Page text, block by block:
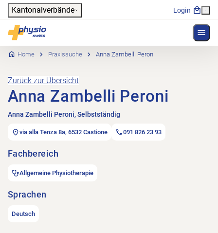
Header
Kantonalverbände Login
Physioswiss
Hauptnavigation
Home Praxissuche Anna Zambelli Peroni
Zurück zur Übersicht
Anna Zambelli Peroni
Anna Zambelli Peroni, Selbstständig
via alla Tenza 8a, 6532 Castione 091 826 23 93
Fachbereich
Allgemeine Physiotherapie
Sprachen
Deutsch